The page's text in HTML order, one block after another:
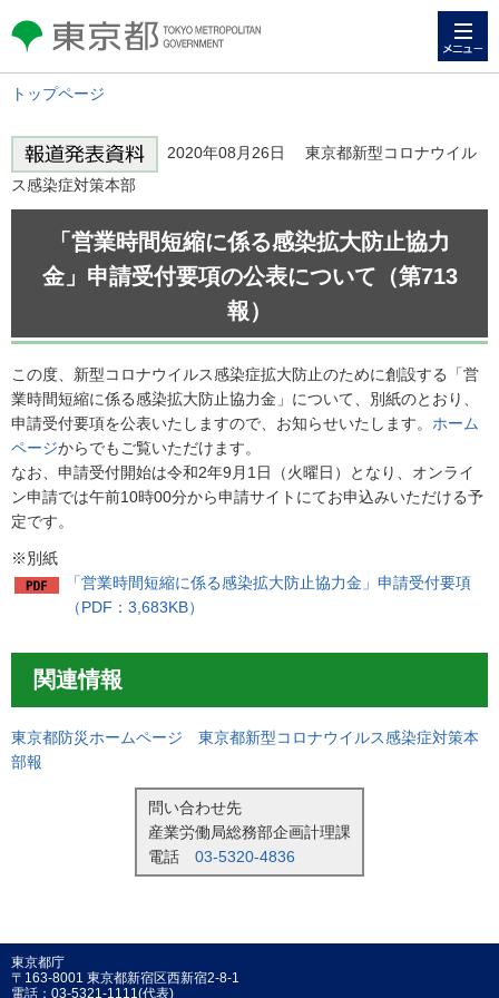
東京都 TOKYO METROPOLITAN
GOVERNMENT
トップページ
2020年08月26日 東京都新型コロナウイル
ス感染症対策本部
「営業時間短縮に係る感染拡大防止協力
金」申請受付要項の公表について（第713
報）
この度、新型コロナウイルス感染症拡大防止のために創設する「営
業時間短縮に係る感染拡大防止協力金」について、別紙のとおり、
申請受付要項を公表いたしますので、お知らせいたします。 ホーム
ページからでもご覧いただけます。
なお、申請受付開始は令和2年9月1日（火曜日）となり、オンライ
ン申請では午前10時00分から申請サイトにてお申込みいただける予
定です。
※別紙
「営業時間短縮に係る感染拡大防止協力金」申請受付要項
（PDF：3,683KB）
関連情報
東京都防災ホームページ 東京都新型コロナウイルス感染症対策本
部報
問い合わせ先
産業労働局総務部企画計理課
電話 03-5320-4836
東京都庁
〒163-8001 東京都新宿区西新宿2-8-1
電話：03-5321-1111(代表)